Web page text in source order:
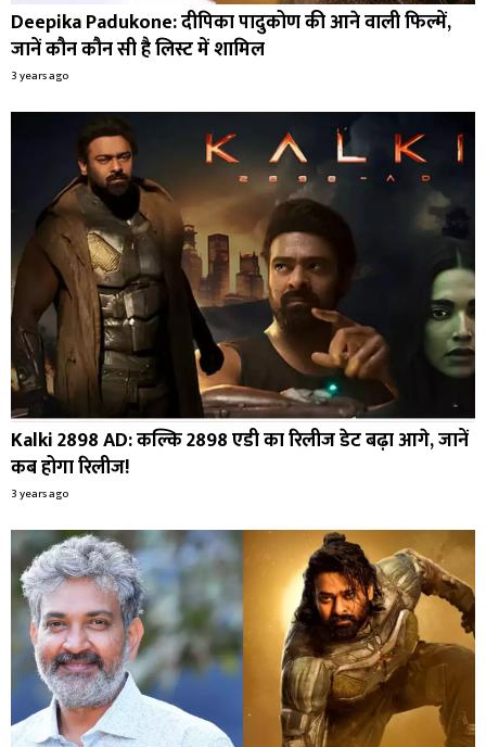
Deepika Padukone: दीपिका पादुकोण की आने वाली फिल्में,
जानें कौन कौन सी है लिस्ट में शामिल
3 years ago
Kalki 2898 AD: कल्कि 2898 एडी का रिलीज डेट बढ़ा आगे, जानें
कब होगा रिलीज!
3 years ago